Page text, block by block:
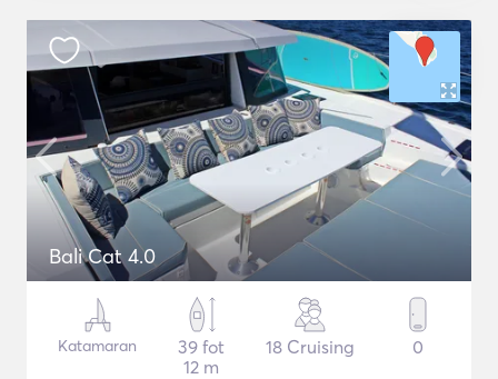
Bali Cat 4.0
Katamaran
39 fot
12 m
18 Cruising 0